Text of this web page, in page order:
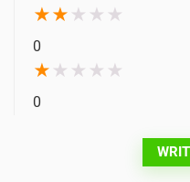
★★ ★ ★ ★
0
★ ★ ★ ★ ★
0